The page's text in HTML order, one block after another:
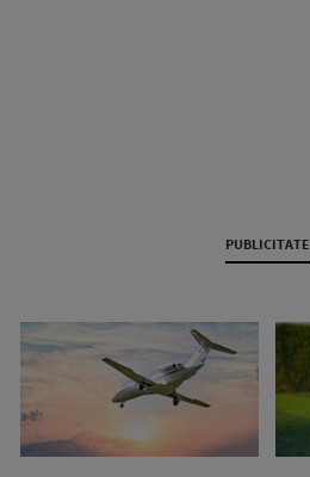
PUBLICITATE